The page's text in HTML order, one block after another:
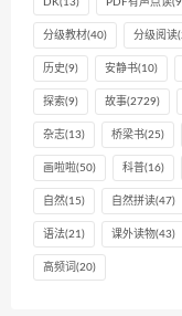
分级教材(40) 分级阅读
历史(9) 安静书(10)
探索(9) 故事(2729)
杂志(13) 桥梁书(25)
画啦啦(50) 科普(16)
自然(15) 自然拼读(47)
语法(21) 课外读物(43)
高频词 (20)